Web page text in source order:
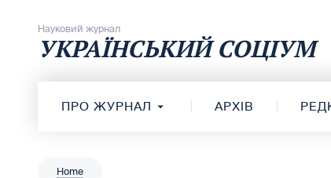
Науковий журнал
УКРАЇНСЬКИЙ СОЦІУМ
ПРО ЖУРНАЛ АРХІВ
Home